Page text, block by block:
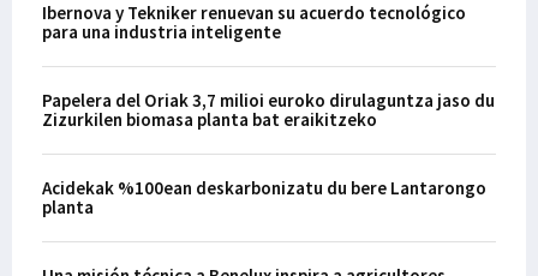
Ibernova y Tekniker renuevan su acuerdo tecnológico
para una industria inteligente
Papelera del Oriak 3,7 milioi euroko dirulaguntza jaso du
Zizurkilen biomasa planta bat eraikitzeko
Acidekak %100ean deskarbonizatu du bere Lantarongo
planta